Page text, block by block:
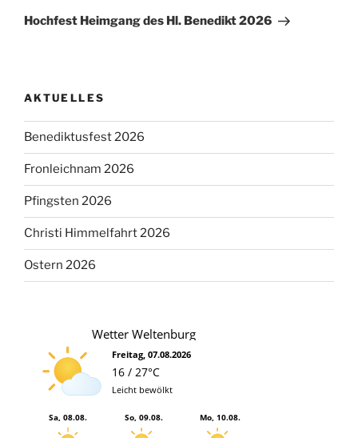
suivant
Hochfest Heimgang des Hl. Benedikt 2026
AKTUELLES
Benediktusfest 2026
Fronleichnam 2026
Pfingsten 2026
Christi Himmelfahrt 2026
Ostern 2026
Wetter Weltenburg
Freitag, 07.08.2026
16 / 27°C
Leicht bewölkt
Sa, 08.08. So, 09.08. Mo, 10.08.